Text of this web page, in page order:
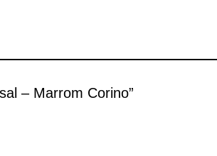
– Marrom Corino”